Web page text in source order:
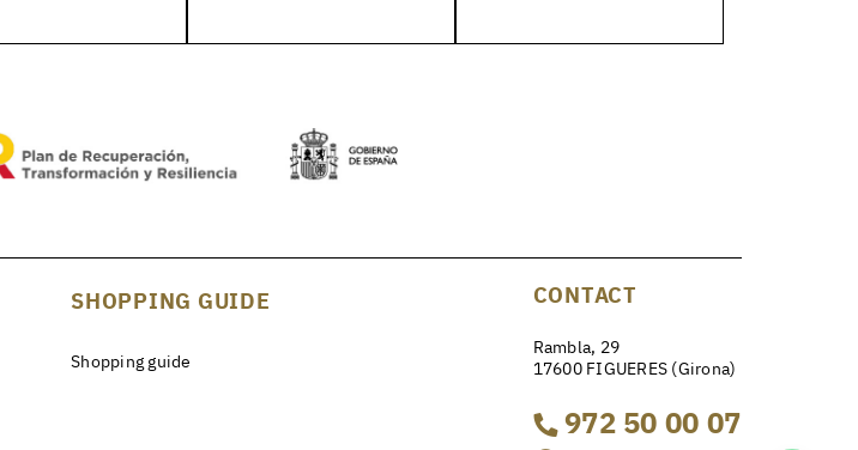
SHOPPING GUIDE
Shopping guide
CONTACT
Rambla, 29
17600 FIGUERES (Girona)
972 50 00 07